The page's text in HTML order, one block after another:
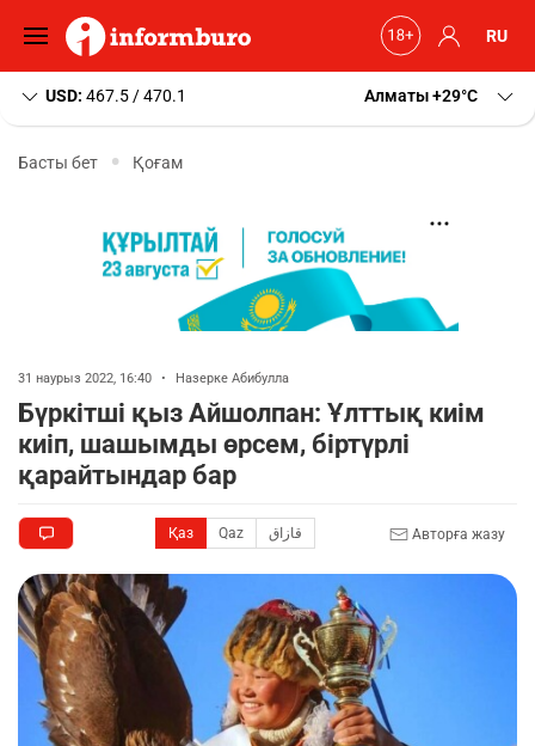
RU
USD: 467.5 / 470.1 Алматы+29 C
Басты бет Қоғам
31 наурыз 2022, 16:40 • Назерке Абибулла
Бүркітші қыз Айшолпан: Ұлттық киім
киіп, шашымды өрсем, біртүрлі
қарайтындар бар
Қаз Qaz قازاق Авторға жазу